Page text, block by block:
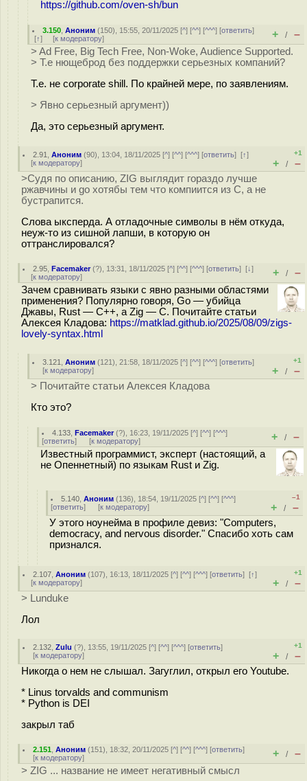
https://github.com/oven-sh/bun
3.150 ,Аноним (150), 15:55, 20/11/2025 [^] [^^] [^^^] [ответить]
[↑] [к модератору] + / –
> Ad Free, Big Tech Free, Non-Woke, Audience Supported.
> Т.е нющеброд без поддержки серьезных компаний?
Т.е. не corporate shill. По крайней мере, по заявлениям.
> Явно серьезный аргумент))
Да, это серьезный аргумент.
2.91 ,Аноним (90), 13:04, 18/11/2025 [^] [^^] [^^^] [ответить][↑]
[к модератору]
+1
+ / –
>Судя по описанию, ZIG выглядит гораздо лучше
ржавчины и go хотябы тем что компиится из C, а не
бустрапится.
Слова ыксперда. А отладочные символы в нём откуда,
неуж-то из сишной лапши, в которую он
оттранслировался?
2.95 ,Facemaker(?), 13:31, 18/11/2025 [^] [^^] [^^^] [ответить][↓]
[к модератору] + / –
Зачем сравнивать языки с явно разными областями
применения? Популярно говоря, Go — убийца
Джавы, Rust — C++, а Zig — C. Почитайте статьи
Алексея Кладова: https://matklad.github.io/2025/08/09/zigs-
lovely-syntax.html
3.121 ,Аноним (121), 21:58, 18/11/2025 [^] [^^] [^^^] [ответить]
[к модератору]
+1
+ / –
> Почитайте статьи Алексея Кладова
Кто это?
4.133 ,Facemaker(?), 16:23, 19/11/2025 [^] [^^] [^^^]
[ответить] [к модератору] + / –
Известный программист, эксперт (настоящий, а
не Опеннетный) по языкам Rust и Zig.
5.140 ,Аноним (136), 18:54, 19/11/2025 [^] [^^] [^^^]
[ответить] [к модератору]
–1
+ / –
У этого ноунейма в профиле девиз: "Computers,
democracy, and nervous disorder." Спасибо хоть сам
признался.
2.107 ,Аноним (107), 16:13, 18/11/2025 [^] [^^] [^^^] [ответить][↑]
[к модератору]
+1
+ / –
> Lunduke
Лол
2.132 ,Zulu (?), 13:55, 19/11/2025 [^] [^^] [^^^] [ответить]
[к модератору]
+1
+ / –
Никогда о нем не слышал. Загуглил, открыл его Youtube.
* Linus torvalds and communism
* Python is DEI
закрыл таб
2.151 ,Аноним (151), 18:32, 20/11/2025 [^] [^^] [^^^] [ответить]
[к модератору] + / –
> ZIG ... название не имеет негативный смысл